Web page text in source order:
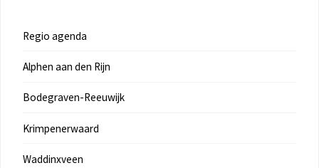
Regio agenda
Alphen aan den Rijn
Bodegraven-Reeuwijk
Krimpenerwaard
Waddinxveen